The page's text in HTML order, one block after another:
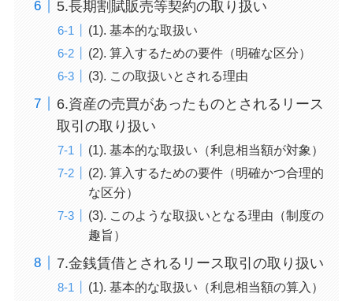
5.長期割賦販売等契約の取り扱い
(1). 基本的な取扱い
(2). 算入するための要件（明確な区分）
(3). この取扱いとされる理由
6.資産の売買があったものとされるリース
取引の取り扱い
(1). 基本的な取扱い（利息相当額が対象）
(2). 算入するための要件（明確かつ合理的
な区分）
(3). このような取扱いとなる理由（制度の
趣旨）
7.金銭賃借とされるリース取引の取り扱い
(1). 基本的な取扱い（利息相当額の算入）